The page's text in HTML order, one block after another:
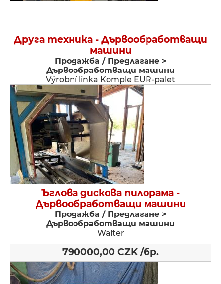
Друга техника - Дървообработващи
машини
Продажба / Предлагане >
Дървообработващи машини
Výrobní linka Komple EUR-palet
Ъглова дискова пилорама -
Дървообработващи машини
Продажба / Предлагане >
Дървообработващи машини
Walter
790000,00 CZK /бр.